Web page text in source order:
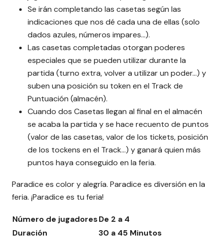
Se irán completando las casetas según las
indicaciones que nos dé cada una de ellas (solo
dados azules, números impares...).
Las casetas completadas otorgan poderes
especiales que se pueden utilizar durante la
partida (turno extra, volver a utilizar un poder...) y
suben una posición su token en el Track de
Puntuación (almacén).
Cuando dos Casetas llegan al final en el almacén
se acaba la partida y se hace recuento de puntos
(valor de las casetas, valor de los tickets, posición
de los tockens en el Track...) y ganará quien más
puntos haya conseguido en la feria.
Paradice es color y alegría. Paradice es diversión en la
feria. ¡Paradice es tu feria!
Número de jugadoresDe 2 a 4
Duración
30 a 45 Minutos